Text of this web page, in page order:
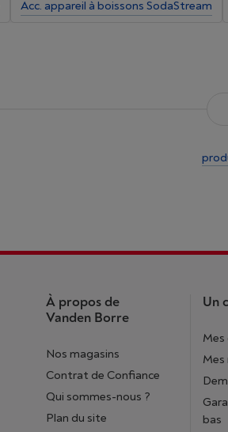
Acc. appareil à boissons SodaStream
À propos de
Vanden Borre
Nos magasins
Contrat de Confiance
Qui sommes-nous ?
Plan du site
Un
bas